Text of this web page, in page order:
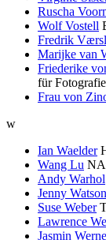
Ruscha
Wolf Vostell
Fredrik
Marijke van
Friederike
für Fotografie
Frau von
w
Ian Waelder
Wang Lu
Andy Warhol
Jenny Watson
Suse Weber
Lawrence
Jasmin